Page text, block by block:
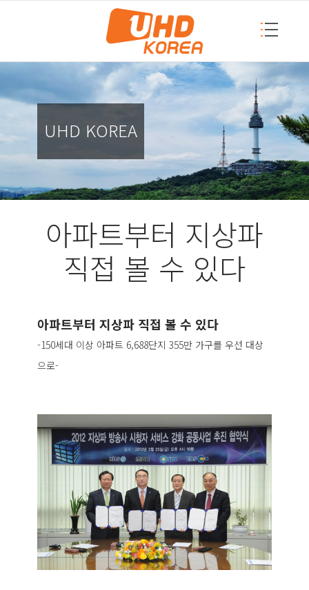
UHD KOREA
아파트부터 지상파
직접 볼 수 있다
아파트부터 지상파 직접 볼 수 있다
-150세대 이상 아파트 6,688단지 355만 가구를 우선 대상
으로-